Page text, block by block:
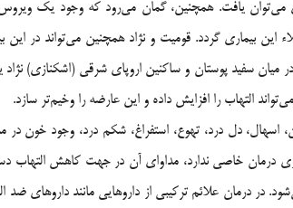
می‌توان یافت. همچنین، گمان می‌رود که وجود یک
بیماری گردد. قومیت و نژاد همچنین می‌تواند در این
میان سفید پوستان و ساکنین اروپای شرقی (اشکنازی)
التهاب را افزایش داده و این عارضه را وخیم‌تر سازد.
اسهال، دل درد، تهوع، استفراغ، شکم درد، وجود خون در
درمان خاصی ندارد، مداوای آن در جهت کاهش التهاب
در درمان علائم ترکیبی از داروهایی مانند داروهای ضد